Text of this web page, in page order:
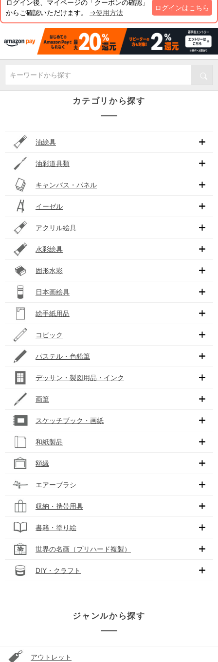
ログイン後、マイページの「クーポンの確認」
からご確認いただけます。 →使用方法
ログインはこちら
キーワードから探す
カテゴリから探す
油絵具
油彩道具類
キャンバス・パネル
イーゼル
アクリル絵具
水彩絵具
固形水彩
日本画絵具
絵手紙用品
コピック
パステル・色鉛筆
デッサン・製図用品・インク
画筆
スケッチブック・画紙
和紙製品
額縁
エアーブラシ
収納・携帯用具
書籍・塗り絵
世界の名画（プリハード複製）
DIY・クラフト
ジャンルから探す
アウトレット